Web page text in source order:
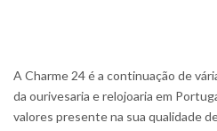
A Charme 24 é a continuação de
da ourivesaria e relojoaria em
valores presente na sua qualidade